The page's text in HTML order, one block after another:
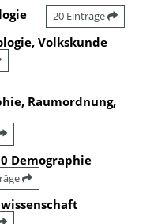
20 Einträge
Volkskunde
Raumordnung,
Demographie